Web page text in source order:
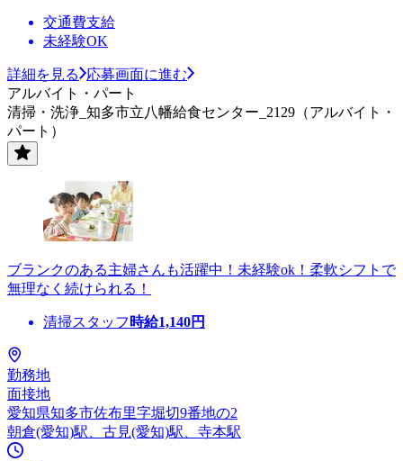
交通費支給
未経験OK
詳細を見る
応募画面に進む
アルバイト・パート
清掃・洗浄_知多市立八幡給食センター_2129（アルバイト・
パート）
ブランクのある主婦さんも活躍中！未経験ok！柔軟シフトで
無理なく続けられる！
清掃スタッフ 時給1,140円
勤務地
面接地
愛知県知多市佐布里字堀切9番地の2
朝倉(愛知)駅、古見(愛知)駅、寺本駅